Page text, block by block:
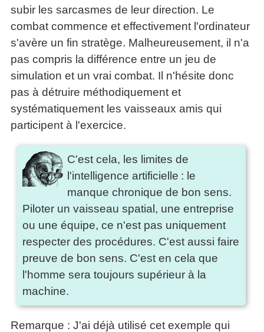
subir les sarcasmes de leur direction. Le
combat commence et effectivement l'ordinateur
s'avère un fin stratège. Malheureusement, il n'a
pas compris la différence entre un jeu de
simulation et un vrai combat. Il n'hésite donc
pas à détruire méthodiquement et
systématiquement les vaisseaux amis qui
participent à l'exercice.
C'est cela, les limites de
l'intelligence artificielle : le
manque chronique de bon sens.
Piloter un vaisseau spatial, une entreprise
ou une équipe, ce n'est pas uniquement
respecter des procédures. C'est aussi faire
preuve de bon sens. C'est en cela que
l'homme sera toujours supérieur à la
machine.
Remarque : J'ai déjà utilisé cet exemple qui